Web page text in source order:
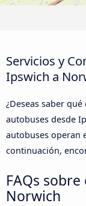
Servicios y
Ipswich a
¿Deseas saber
autobuses desde
autobuses operan
continuación,
FAQs
Norwich